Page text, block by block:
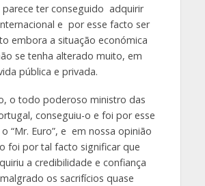
parece ter conseguido adquirir
e por esse facto ser
embora a situação económica
se tenha alterado muito, em
pública e privada.
o todo poderoso ministro das
conseguiu-o e foi por esse
“Mr. Euro”, e em nossa opinião
foi por tal facto significar que
a credibilidade e confiança
os sacrifícios quase